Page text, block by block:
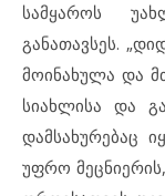
სამყაროს
განათავსეს.
მოინახულა და
სიახლისა და
დამსახურებაც
უფრო